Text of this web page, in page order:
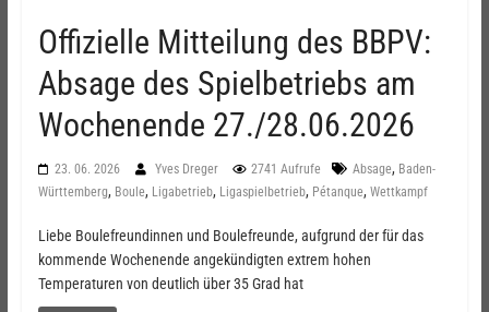
Offizielle Mitteilung des BBPV:
Absage des Spielbetriebs am
Wochenende 27./28.06.2026
23. 06. 2026 Yves Dreger 2741 Aufrufe Absage, Baden-
Württemberg, Boule, Ligabetrieb, Ligaspielbetrieb, Pétanque, Wettkampf
Liebe Boulefreundinnen und Boulefreunde, aufgrund der für das
kommende Wochenende angekündigten extrem hohen
Temperaturen von deutlich über 35 Grad hat